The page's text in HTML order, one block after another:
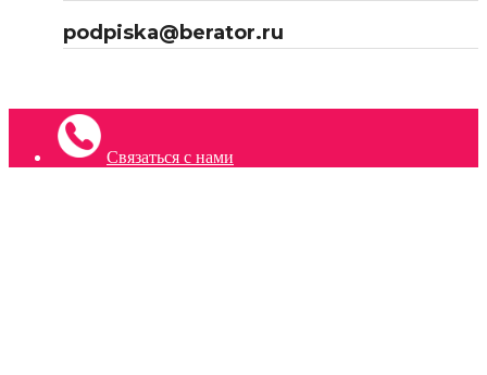
podpiska@berator.ru
Связаться с нами